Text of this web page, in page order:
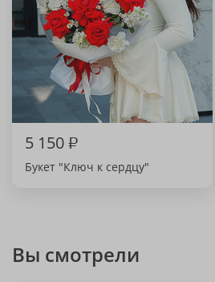
5 150₽
Букет "Ключ к сердцу"
Вы смотрели